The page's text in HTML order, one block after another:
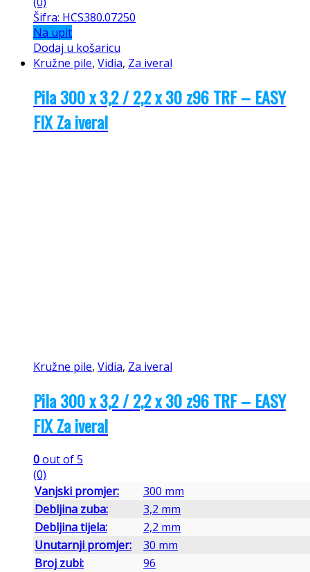
Šifra: HCS380.07250
Na upit
Dodaj u košaricu
Kružne pile, Vidia, Za iveral
Pila 300 x 3,2 / 2,2 x 30 z96 TRF – EASY
FIX Za iveral
Kružne pile, Vidia, Za iveral
Pila 300 x 3,2 / 2,2 x 30 z96 TRF – EASY
FIX Za iveral
0out of 5
(0)
Vanjski promjer:
300 mm
Debljina zuba:
3,2 mm
Debljina tijela:
2,2 mm
Unutarnji promjer:
30 mm
Broj zubi:
96